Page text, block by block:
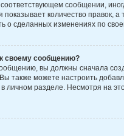
сообщении,
показывает количество правок,
о сделанных изменениях по
своему сообщению?
вы должны сначала
также можете настроить
личном разделе. Несмотря на